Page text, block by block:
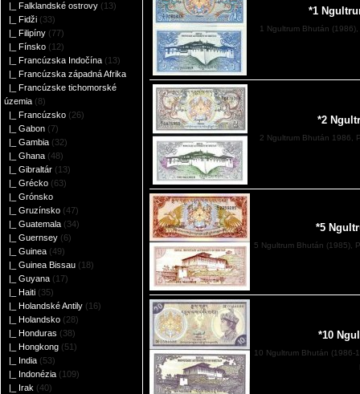
|_ Falklandské ostrovy (13)
|_ Fidži (33)
|_ Filipíny (77)
|_ Fínsko (12)
|_ Francúzska Indočína (13)
|_ Francúzska západná Afrika
|_ Francúzske tichomorské
územia (8)
|_ Francúzsko (26)
|_ Gabon (7)
|_ Gambia (32)
|_ Ghana (48)
|_ Gibraltár (13)
|_ Grécko (63)
|_ Grónsko
|_ Gruzínsko (47)
|_ Guatemala (34)
|_ Guernsey (6)
|_ Guinea (49)
|_ Guinea Bissau (18)
|_ Guyana (17)
|_ Haiti (35)
|_ Holandské Antily (16)
|_ Holandsko (28)
|_ Honduras (38)
|_ Hongkong (51)
|_ India (53)
|_ Indonézia (109)
|_ Irak (40)
*1
1 Ngultrum Bhután
*2
2 Ngultrum Bhután 1986,
*5
5 Ngultrum Bhután (1985),
*10
10 Ngultrum Bhután (1986-